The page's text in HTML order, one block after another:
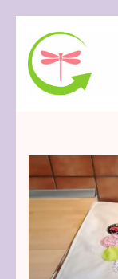
au
contenu
(Pressez